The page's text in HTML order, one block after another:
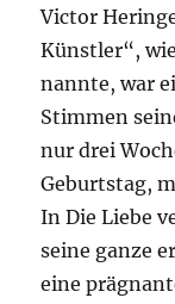
Victor
Künstler“,
nannte, war
Stimmen
nur drei
Geburtstag,
In Die Liebe
seine ganze
eine